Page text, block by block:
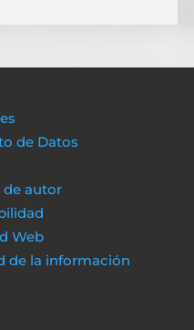
de Datos
de autor
Web
de la información